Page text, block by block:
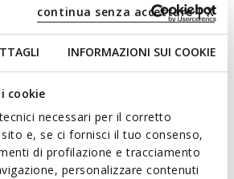
INFORMAZIONI SUI COOKIE
cookie
necessari per il corretto
e, se ci fornisci il tuo consenso,
di profilazione e tracciamento
personalizzare contenuti
continua senza accettare | X
loafer for men with a design that will
days and be equally suited to travelling.
version has been made from soft
excellent traction on wet